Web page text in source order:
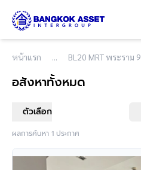
หน้าแรก BL20 MRT พระราม 9
อสังหาทั้งหมด
ตัวเลือก
ผลการค้นหา 1 ประกาศ